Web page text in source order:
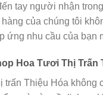
tay người nhận
của chúng tôi
ứng nhu cầu của bạn
Hoa Tươi Thị Trấn
trấn Thiệu Hóa không